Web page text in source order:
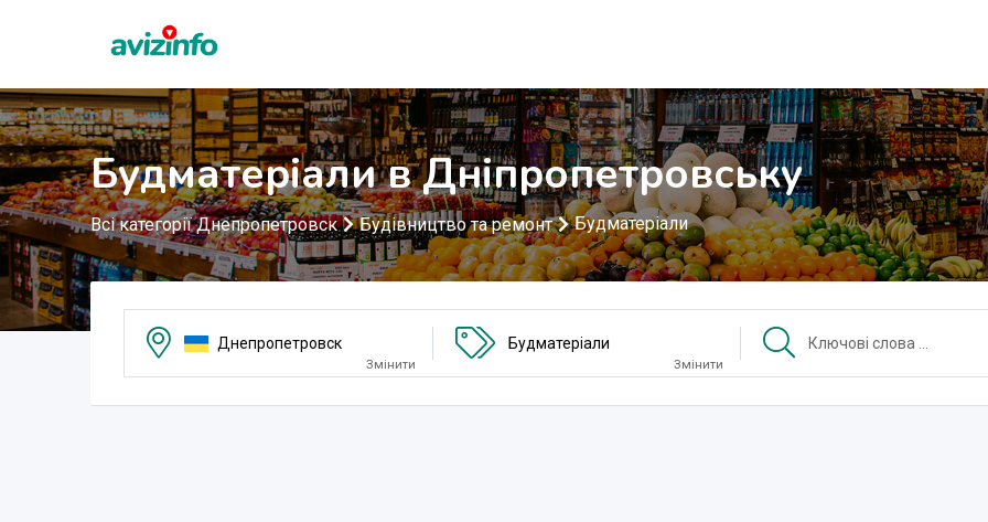
Будматеріали в Дніпропетровську
Всі категорії Днепропетровск Будівництво та ремонт Будматеріали
Днепропетровск
Змінити
Будматеріали
Змінити